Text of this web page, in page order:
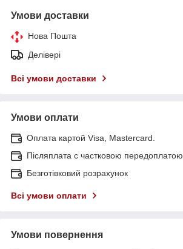
Умови доставки
Нова Пошта
Делівері
Всі умови доставки
Умови оплати
Оплата картой Visa, Mastercard.
Післяплата c частковою передоплатою
Безготівковий розрахунок
Всі умови оплати
Умови повернення